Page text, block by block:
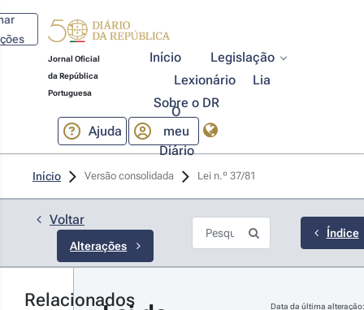
Jornal Oficial
da República
Portuguesa
Início
Legislação
Lexionário
Lia
Sobre o DR
Ajuda
O
meu
Diário
Início Versão consolidada Lei n.º 37/81
Voltar
Alterações
Série
n.º
Índice
Relacionados
Data da última alteração: